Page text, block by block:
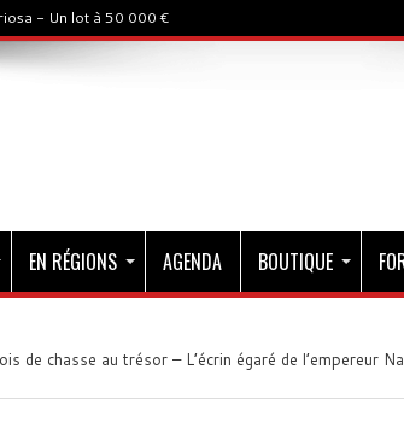
- Un lot à 50 000 €
EN RÉGIONS AGENDA BOUTIQUE
de chasse au trésor – L’écrin égaré de l’empereur